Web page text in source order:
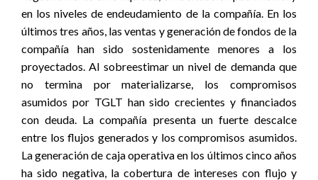
en los niveles de endeudamiento de la compañía. En los
últimos tres años, las ventas y generación de fondos de la
compañía han sido sostenidamente menores a los
proyectados. Al sobreestimar un nivel de demanda que
no termina por materializarse, los compromisos
asumidos por TGLT han sido crecientes y financiados
con deuda. La compañía presenta un fuerte descalce
entre los flujos generados y los compromisos asumidos.
La generación de caja operativa en los últimos cinco años
ha sido negativa, la cobertura de intereses con flujo y